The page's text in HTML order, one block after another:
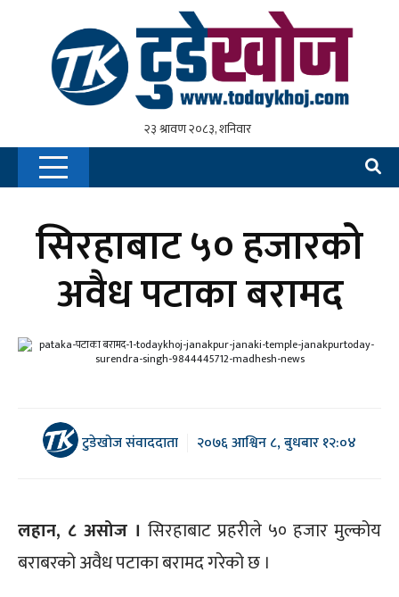
सिरहाबाट ५० हजारको
अवैध पटाका बरामद
टुडेखोज संवाददाता २०७६ आश्विन ८, बुधबार १२:०४
लहान, ८ असोज । सिरहाबाट प्रहरीले ५० हजार मुल्कोय
बराबरको अवैध पटाका बरामद गरेको छ ।